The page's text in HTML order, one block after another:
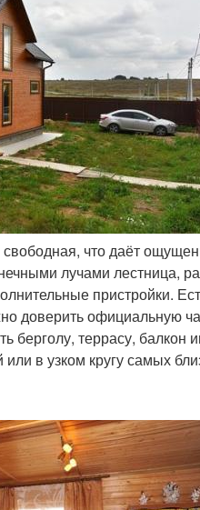
что даёт
лучами лестница,
пристройки.
доверить официальную
берголу, террасу, балкон
в узком кругу самых